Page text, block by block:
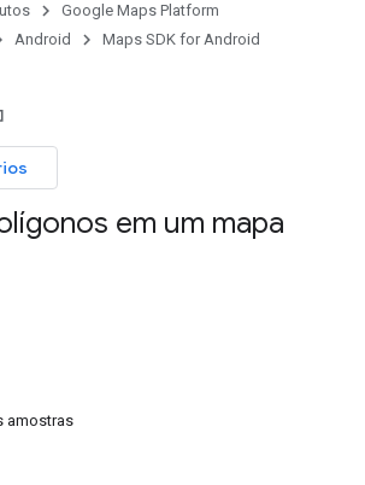
Google Maps Platform
Android
Maps SDK for Android
em um mapa
amostras